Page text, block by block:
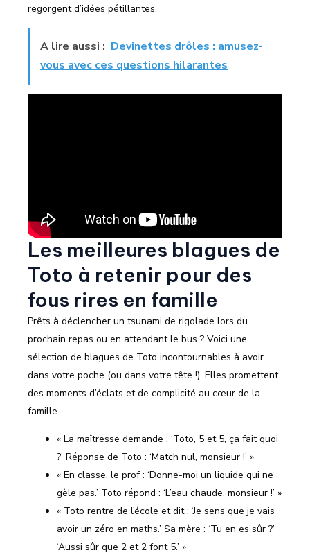
regorgent d’idées pétillantes.
A lire aussi : Devinettes drôles : amusez-
vous avec ces questions hilarantes
Les meilleures blagues de
Toto à retenir pour des
fous rires en famille
Prêts à déclencher un tsunami de rigolade lors du
prochain repas ou en attendant le bus ? Voici une
sélection de blagues de Toto incontournables à avoir
dans votre poche (ou dans votre tête !). Elles promettent
des moments d’éclats et de complicité au cœur de la
famille.
« La maîtresse demande : ‘Toto, 5 et 5, ça fait quoi
?’ Réponse de Toto : ‘Match nul, monsieur !’ »
« En classe, le prof : ‘Donne-moi un liquide qui ne
gèle pas.’ Toto répond : ‘L’eau chaude, monsieur !’ »
« Toto rentre de l’école et dit : ‘Je sens que je vais
avoir un zéro en maths.’ Sa mère : ‘Tu en es sûr ?’
‘Aussi sûr que 2 et 2 font 5.’ »